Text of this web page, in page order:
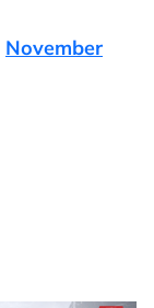
November